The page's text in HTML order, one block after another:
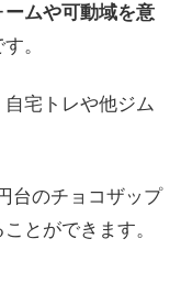
ムや可動域を意
。
宅トレや他ジム
台のチョコザップ
とができます。